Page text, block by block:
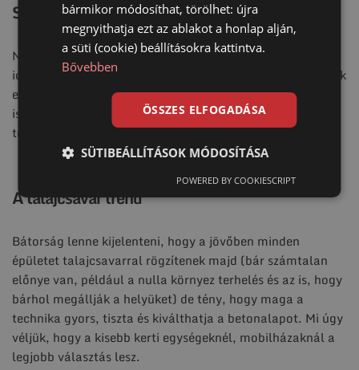
Stabilitás, időjárás állóság
Nincs ok az aggodalomra, a talajcsavarok maximálisan
időjárásállók, emellett rendkívül stabilak: nem mozdulnak
el, nem deformálódnak és csavaronként 5 tonnányi súlyt
is könnyedén és tartósan elbírnak, de mértünk már 14
tonnát is!
A talajcsavar trend
Bátorság lenne kijelenteni, hogy a jövőben minden
épületet talajcsavarral rögzítenek majd (bár számtalan
előnye van, például a nulla környez terhelés és az is, hogy
bárhol megállják a helyüket) de tény, hogy maga a
technika gyors, tiszta és kiválthatja a betonalapot. Mi úgy
véljük, hogy a kisebb kerti egységeknél, mobilházaknál a
legjobb választás lesz.
bármikor módosíthat, törölhet: újra
megnyithatja ezt az ablakot a honlap alján,
a süti (cookie) beállításokra kattintva.
Bővebben
ÖSSZES ELFOGADÁSA
SÜTIBEÁLLÍTÁSOK MÓDOSÍTÁSA
POWERED BY COOKIESCRIPT